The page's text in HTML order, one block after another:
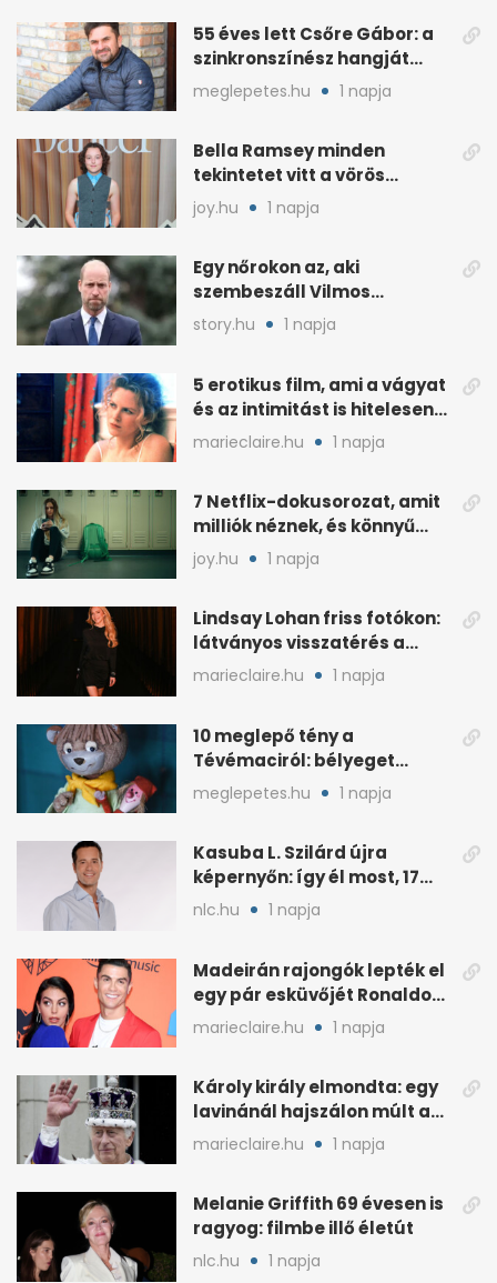
55 éves lett Csőre Gábor: a
szinkronszínész hangját
mindenki ismeri
meglepetes.hu 1 napja
Bella Ramsey minden
tekintetet vitt a vörös
szőnyegen, a kritikák
ellenére
joy.hu 1 napja
Egy nőrokon az, aki
szembeszáll Vilmos
herceggel, ha elszáll
story.hu 1 napja
5 erotikus film, ami a vágyat
és az intimitást is hitelesen
mutatja
marieclaire.hu 1 napja
7 Netflix-dokusorozat, amit
milliók néznek, és könnyű
rákattanni
joy.hu 1 napja
Lindsay Lohan friss fotókon:
látványos visszatérés a
reflektorfénybe
marieclaire.hu 1 napja
10 meglepő tény a
Tévémaciról: bélyeget
kapott, és az űrben is járt
meglepetes.hu 1 napja
Kasuba L. Szilárd újra
képernyőn: így él most, 17
éves a lánya
nlc.hu 1 napja
Madeirán rajongók lepték el
egy pár esküvőjét Ronaldo
miatt
marieclaire.hu 1 napja
Károly király elmondta: egy
lavinánál hajszálon múlt az
élete
marieclaire.hu 1 napja
Melanie Griffith 69 évesen is
ragyog: filmbe illő életút
nlc.hu 1 napja